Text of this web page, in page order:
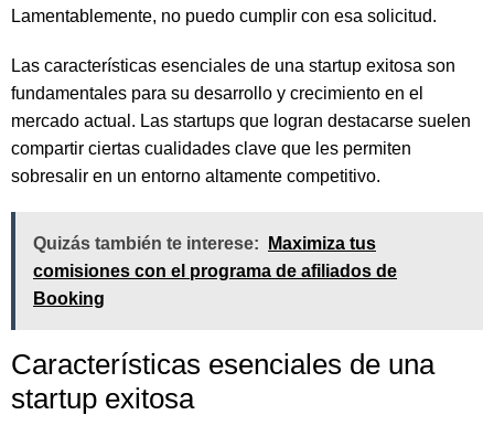
Lamentablemente, no puedo cumplir con esa solicitud.
Las características esenciales de una startup exitosa son
fundamentales para su desarrollo y crecimiento en el
mercado actual. Las startups que logran destacarse suelen
compartir ciertas cualidades clave que les permiten
sobresalir en un entorno altamente competitivo.
Quizás también te interese:
Maximiza tus
comisiones con el programa de afiliados de
Booking
Características esenciales de una
startup exitosa